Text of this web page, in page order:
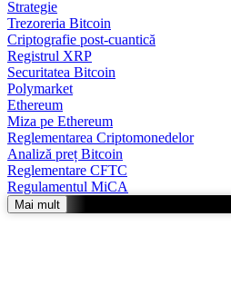
Strategie
Trezoreria Bitcoin
Criptografie post-cuantică
Registrul XRP
Securitatea Bitcoin
Polymarket
Ethereum
Miza pe Ethereum
Reglementarea Criptomonedelor
Analiză preț Bitcoin
Reglementare CFTC
Regulamentul MiCA
Mai mult